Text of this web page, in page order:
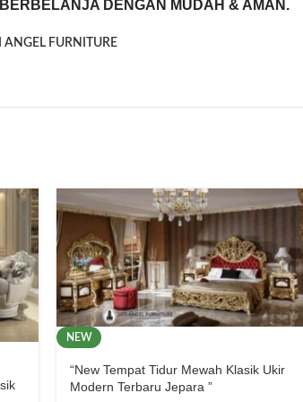
DENGAN MUDAH & AMAN.
ANGEL FURNITURE
NEW
“New Tempat Tidur Mewah Klasik Ukir
Modern Terbaru Jepara ”